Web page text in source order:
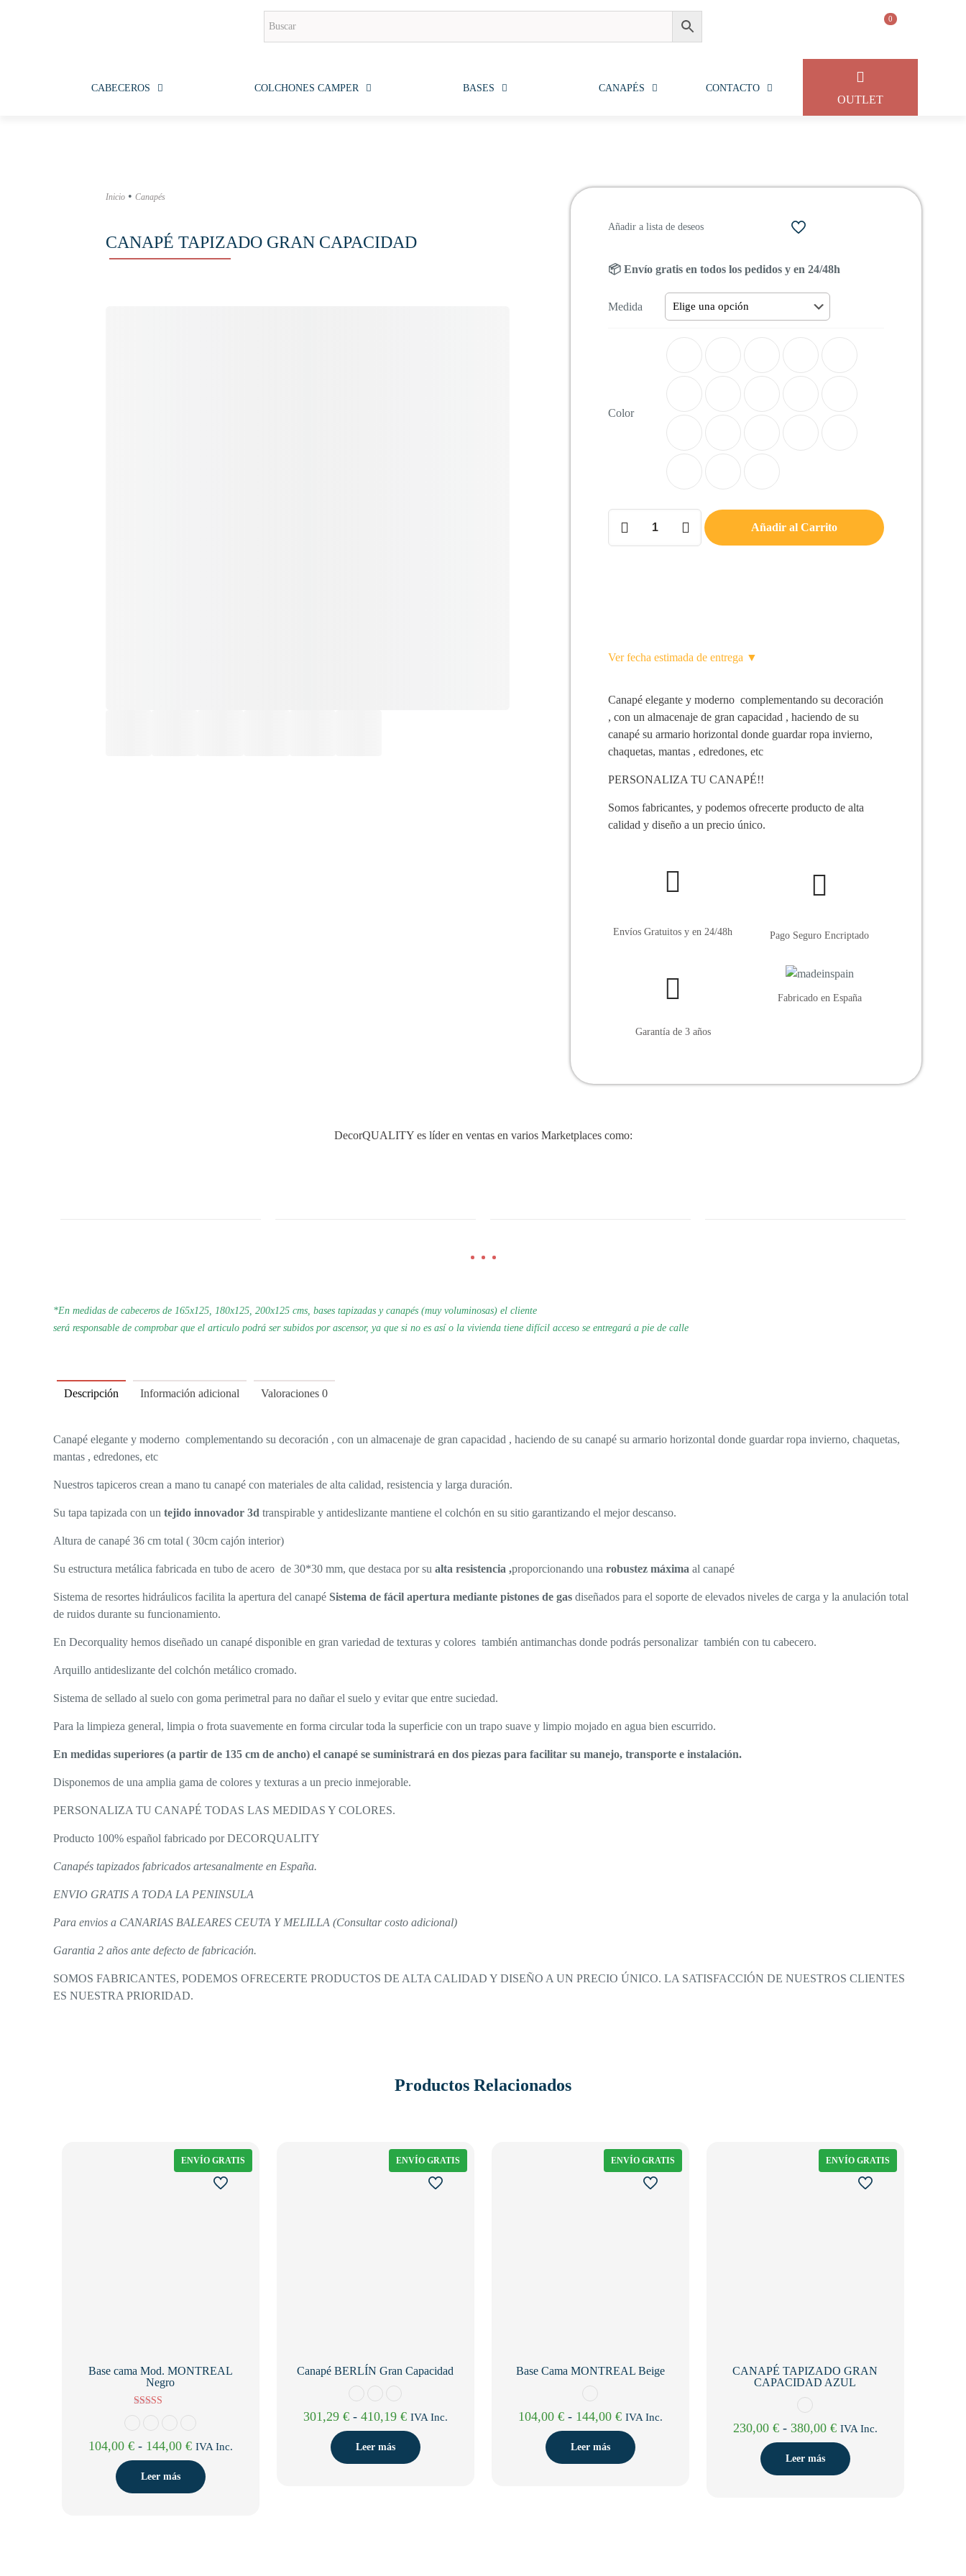
0
CABECEROS COLCHONES CAMPER BASES CANAPÉS CONTACTO
OUTLET
Inicio •Canapés
CANAPÉ TAPIZADO GRAN CAPACIDAD
Añadir a lista de deseos
📦 Envío gratis en todos los pedidos y en 24/48h
Medida
Color
TAPIZADO
Añadir al Carrito
Ver fecha estimada de entrega ▼
Canapé elegante y moderno complementando su decoración
, con un almacenaje de gran capacidad , haciendo de su
canapé su armario horizontal donde guardar ropa invierno,
chaquetas, mantas , edredones, etc
PERSONALIZA TU CANAPÉ!!
Somos fabricantes, y podemos ofrecerte producto de alta
calidad y diseño a un precio único.
Envíos Gratuitos y en 24/48h Pago Seguro Encriptado
Garantía de 3 años
Fabricado en España
DecorQUALITY es líder en ventas en varios Marketplaces como:
*En medidas de cabeceros de 165x125, 180x125, 200x125 cms, bases tapizadas y canapés (muy voluminosas) el cliente
será responsable de comprobar que el articulo podrá ser subidos por ascensor, ya que si no es así o la vivienda tiene difícil acceso se entregará a pie de calle
Descripción Información adicional Valoraciones 0
Canapé elegante y moderno complementando su decoración , con un almacenaje de gran capacidad , haciendo de su canapé su armario horizontal donde guardar ropa invierno, chaquetas,
mantas , edredones, etc
Nuestros tapiceros crean a mano tu canapé con materiales de alta calidad, resistencia y larga duración.
Su tapa tapizada con un tejido innovador 3d transpirable y antideslizante mantiene el colchón en su sitio garantizando el mejor descanso.
Altura de canapé 36 cm total ( 30cm cajón interior)
Su estructura metálica fabricada en tubo de acero de 30*30 mm, que destaca por su alta resistencia ,proporcionando una robustez máxima al canapé
Sistema de resortes hidráulicos facilita la apertura del canapé Sistema de fácil apertura mediante pistones de gas diseñados para el soporte de elevados niveles de carga y la anulación total
de ruidos durante su funcionamiento.
En Decorquality hemos diseñado un canapé disponible en gran variedad de texturas y colores también antimanchas donde podrás personalizar también con tu cabecero.
Arquillo antideslizante del colchón metálico cromado.
Sistema de sellado al suelo con goma perimetral para no dañar el suelo y evitar que entre suciedad.
Para la limpieza general, limpia o frota suavemente en forma circular toda la superficie con un trapo suave y limpio mojado en agua bien escurrido.
En medidas superiores (a partir de 135 cm de ancho) el canapé se suministrará en dos piezas para facilitar su manejo, transporte e instalación.
Disponemos de una amplia gama de colores y texturas a un precio inmejorable.
PERSONALIZA TU CANAPÉ TODAS LAS MEDIDAS Y COLORES.
Producto 100% español fabricado por DECORQUALITY
Canapés tapizados fabricados artesanalmente en España.
ENVIO GRATIS A TODA LA PENINSULA
Para envios a CANARIAS BALEARES CEUTA Y MELILLA (Consultar costo adicional)
Garantia 2 años ante defecto de fabricación.
SOMOS FABRICANTES, PODEMOS OFRECERTE PRODUCTOS DE ALTA CALIDAD Y DISEÑO A UN PRECIO ÚNICO. LA SATISFACCIÓN DE NUESTROS CLIENTES
ES NUESTRA PRIORIDAD.
Productos Relacionados
ENVÍO GRATIS
Base cama Mod. MONTREAL
Negro
104,00 € - 144,00 €Rango
de
precios:
desde
IVA Inc.
Leer más
ENVÍO GRATIS
Canapé BERLÍN Gran Capacidad
301,29 € - 410,19 €Rango
de
precios:
desde
IVA Inc.
Leer más
ENVÍO GRATIS
Base Cama MONTREAL Beige
104,00 € - 144,00 €Rango
de
precios:
desde
IVA Inc.
Leer más
ENVÍO GRATIS
CANAPÉ TAPIZADO GRAN
CAPACIDAD AZUL
230,00 € - 380,00 €Rango
de
precios:
desde
IVA Inc.
Leer más